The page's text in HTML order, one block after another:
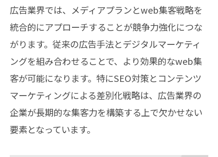
広告業界では、メディアプランとweb集客戦略を
統合的にアプローチすることが競争力強化につな
がります。従来の広告手法とデジタルマーケティ
ングを組み合わせることで、より効果的なweb集
客が可能になります。特にSEO対策とコンテンツ
マーケティングによる差別化戦略は、広告業界の
企業が長期的な集客力を構築する上で欠かせない
要素となっています。